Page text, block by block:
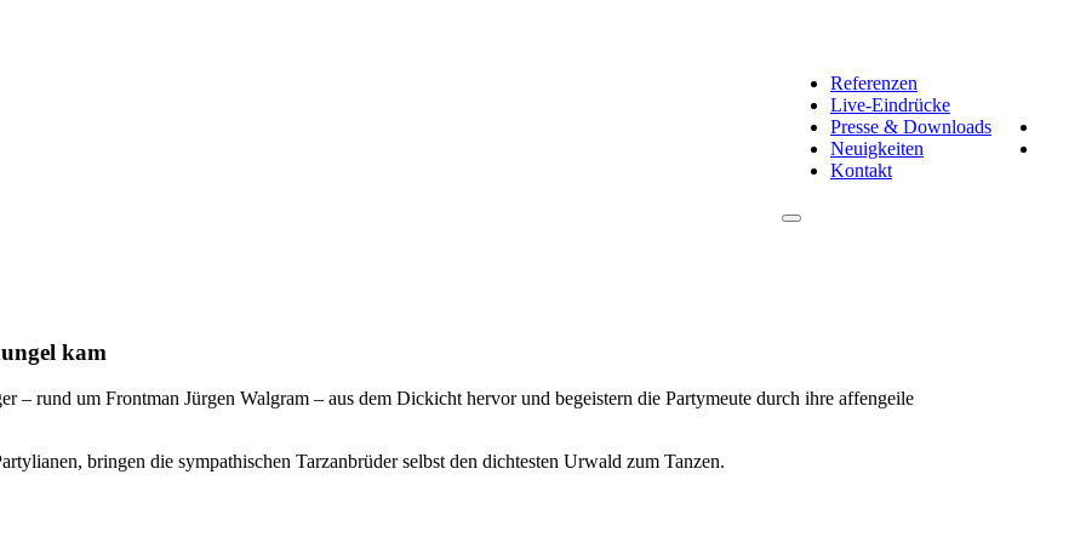
Referenzen
Live-Eindrücke
Presse & Downloads
Neuigkeiten
Kontakt
kam
– rund um Frontman Jürgen Walgram – aus dem Dickicht hervor und begeistern die Partymeute durch ihre affengeile
bringen die sympathischen Tarzanbrüder selbst den dichtesten Urwald zum Tanzen.